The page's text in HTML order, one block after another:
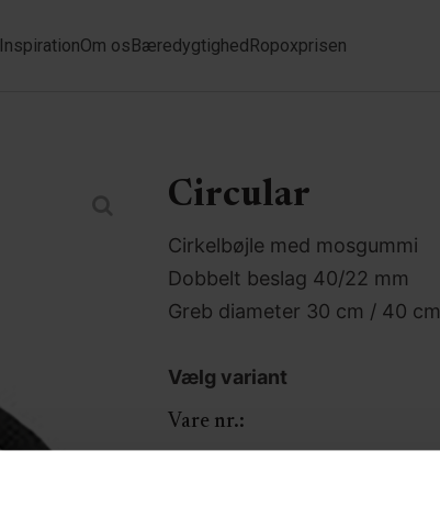
InspirationOm osBæredygtighedRopoxprisen
Circular
Cirkelbøjle med mosgummi
Dobbelt beslag 40/22 mm
Greb diameter 30 cm / 40 cm
Vælg variant
Vare nr.: